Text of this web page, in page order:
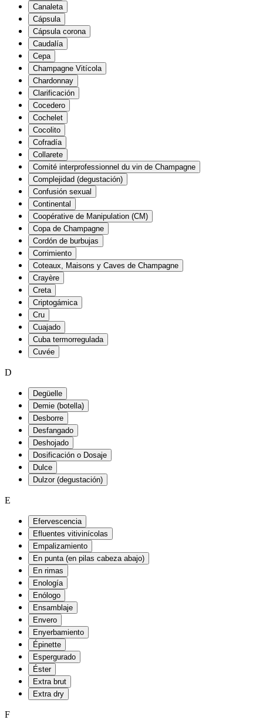
Canaleta
Cápsula
Cápsula corona
Caudalía
Cepa
Champagne Vitícola
Chardonnay
Clarificación
Cocedero
Cochelet
Cocolito
Cofradía
Collarete
Comité interprofessionnel du vin de Champagne
Complejidad (degustación)
Confusión sexual
Continental
Coopérative de Manipulation (CM)
Copa de Champagne
Cordón de burbujas
Corrimiento
Coteaux, Maisons y Caves de Champagne
Crayère
Creta
Criptogámica
Cru
Cuajado
Cuba termorregulada
Cuvée
D
Degüelle
Demie (botella)
Desborre
Desfangado
Deshojado
Dosificación o Dosaje
Dulce
Dulzor (degustación)
E
Efervescencia
Efluentes vitivinícolas
Empalizamiento
En punta (en pilas cabeza abajo)
En rimas
Enología
Enólogo
Ensamblaje
Envero
Enyerbamiento
Épinette
Espergurado
Éster
Extra brut
Extra dry
F